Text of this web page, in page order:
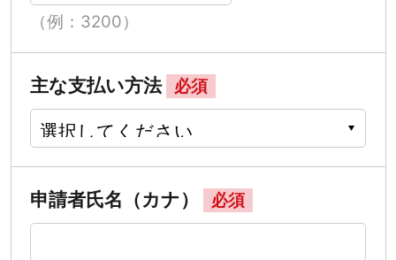
（例：3200）
主な支払い方法 必須
申請者氏名（カナ） 必須